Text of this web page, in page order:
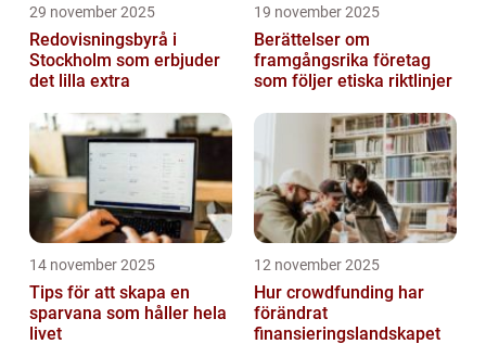
29 november 2025
Redovisningsbyrå i
Stockholm som erbjuder
det lilla extra
19 november 2025
Berättelser om
framgångsrika företag
som följer etiska riktlinjer
14 november 2025
Tips för att skapa en
sparvana som håller hela
livet
12 november 2025
Hur crowdfunding har
förändrat
finansieringslandskapet